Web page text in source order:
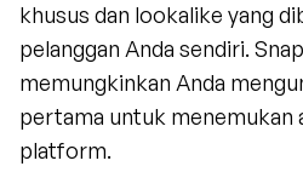
khusus dan lookalike yang
pelanggan Anda sendiri.
memungkinkan Anda
pertama untuk menemukan
platform.